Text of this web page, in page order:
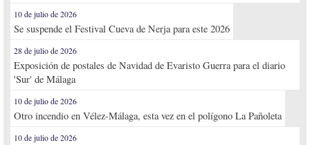
10 de julio de 2026
Se suspende el Festival Cueva de Nerja para este 2026
28 de julio de 2026
Exposición de postales de Navidad de Evaristo Guerra para el diario
'Sur' de Málaga
10 de julio de 2026
Otro incendio en Vélez-Málaga, esta vez en el polígono La Pañoleta
10 de julio de 2026